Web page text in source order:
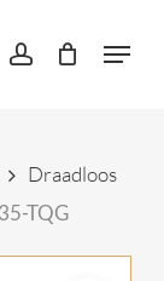
account Menu
Draadloos
TQG